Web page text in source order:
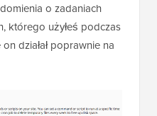
o zadaniach
którego użyłeś podczas
działał poprawnie na